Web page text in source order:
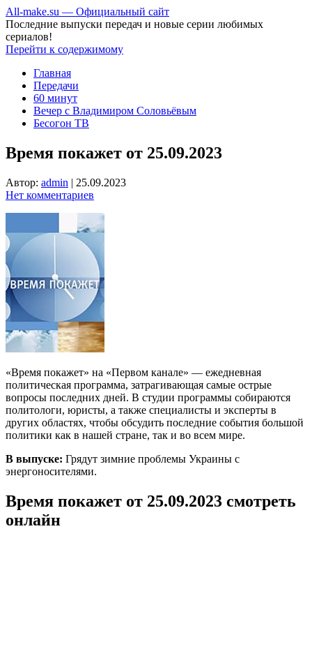
All-make.su — Официальный сайт
Последние выпуски передач и новые серии любимых
сериалов!
Перейти к содержимому
Главная
Передачи
60 минут
Вечер с Владимиром Соловьёвым
Бесогон ТВ
Время покажет от 25.09.2023
Автор: admin | 25.09.2023
Нет комментариев
«Время покажет» на «Первом канале» — ежедневная
политическая программа, затрагивающая самые острые
вопросы последних дней. В студии программы собираются
политологи, юристы, а также специалисты и эксперты в
других областях, чтобы обсудить последние события большой
политики как в нашей стране, так и во всем мире.
В выпуске: Грядут зимние проблемы Украины с
энергоносителями.
Время покажет от 25.09.2023 смотреть
онлайн